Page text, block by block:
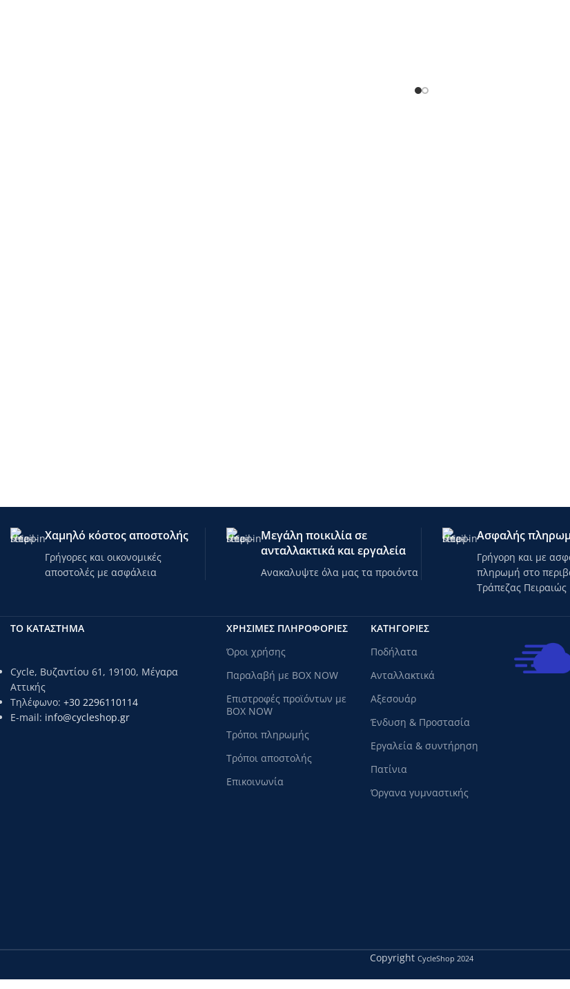
Χαμηλό κόστος αποστολής
Γρήγορες και οικονομικές
αποστολές με ασφάλεια
Μεγάλη ποικιλία σε
ανταλλακτικά και εργαλεία
Ανακαλυψτε όλα μας τα προιόντα
Ασφαλής
Γρήγορη και με
πληρωμή στο
Τράπεζας Πειραιώς
ΤΟ ΚΑΤΑΣΤΗΜΑ
Cycle, Βυζαντίου 61, 19100, Μέγαρα
Αττικής
Τηλέφωνο: +30 2296110114
E-mail: info@cycleshop.gr
ΧΡΗΣΙΜΕΣ ΠΛΗΡΟΦΟΡΙΕΣ
Όροι χρήσης
Παραλαβή με BOX NOW
Επιστροφές προϊόντων με
BOX NOW
Τρόποι πληρωμής
Τρόποι αποστολής
Επικοινωνία
ΚΑΤΗΓΟΡΊΕΣ
Ποδήλατα
Ανταλλακτικά
Αξεσουάρ
Ένδυση & Προστασία
Εργαλεία & συντήρηση
Πατίνια
Όργανα γυμναστικής
Copyright CycleShop 2024